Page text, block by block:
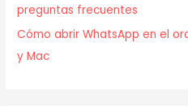
preguntas frecuentes
Cómo abrir WhatsApp en el
y Mac